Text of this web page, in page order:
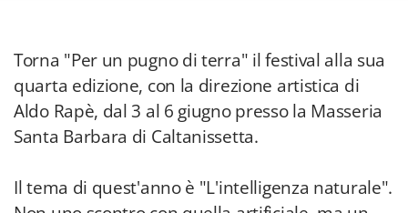
Torna "Per un pugno di terra" il festival alla sua
quarta edizione, con la direzione artistica di
Aldo Rapè, dal 3 al 6 giugno presso la Masseria
Santa Barbara di Caltanissetta.
Il tema di quest'anno è "L'intelligenza naturale".